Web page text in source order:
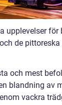
upplevelser
de
och mest
blandning av
vackra